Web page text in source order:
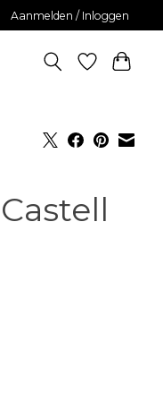
Aanmelden / Inloggen